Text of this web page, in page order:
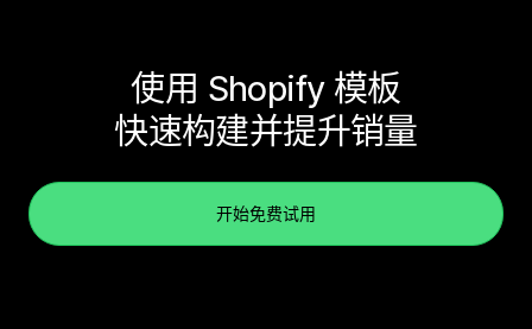
使用 Shopify 模板
快速构建并提升销量
开始免费试用